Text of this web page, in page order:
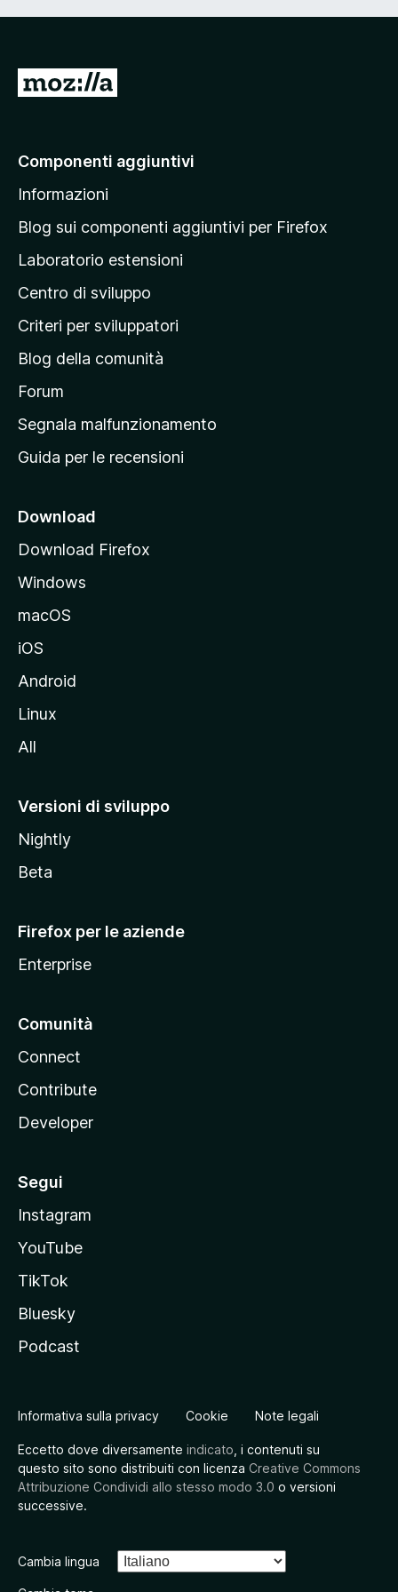
V
a
l
a
a
g
i
a
p
r
n
i
a
l
e
l
t
M
z
i
a
Componenti aggiuntivi
Informazioni
Blog sui componenti aggiuntivi per Firefox
Laboratorio estensioni
Centro di sviluppo
Criteri per sviluppatori
Blog della comunità
Forum
Segnala malfunzionamento
Guida per le recensioni
Download
Download Firefox
Windows
macOS
iOS
Android
Linux
All
Versioni di sviluppo
Nightly
Beta
Firefox per le aziende
Enterprise
Comunità
Connect
Contribute
Developer
Segui
Instagram
YouTube
TikTok
Bluesky
Podcast
Informativa sulla privacy Cookie Note legali
Eccetto dove diversamente indicato , i contenuti su
questo sito sono distribuiti con licenza Creative Commons
Attribuzione Condividi allo stesso modo 3.0 o versioni
successive.
Cambia lingua